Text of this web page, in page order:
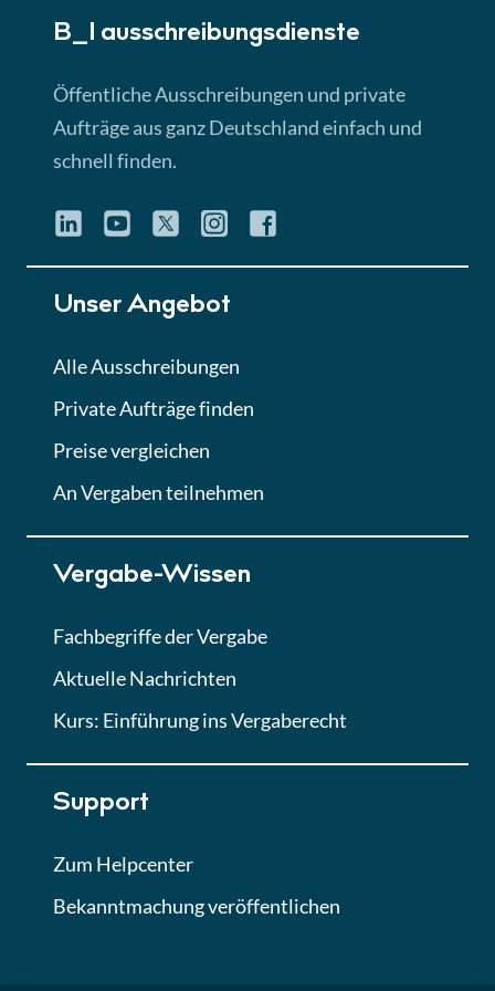
Lektion 3
► 4:31 Min
Quiz
Eignung im Vergabeverfahren
Lektion 6
Abgabe von Angeboten
Lektion
Lektion 7
Finales Quiz
B_I ausschreibungs­dienste
Öffentliche Ausschreibungen und private
Aufträge aus ganz Deutschland einfach und
schnell finden.
Unser Angebot
Alle Ausschreibungen
Private Aufträge finden
Preise vergleichen
An Vergaben teilnehmen
Vergabe-Wissen
Fachbegriffe der Vergabe
Aktuelle Nachrichten
Kurs: Einführung ins Vergaberecht
Support
Zum Helpcenter
Bekanntmachung veröffentlichen